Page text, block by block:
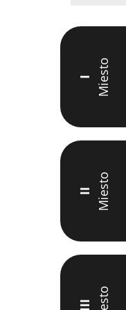
I Miesto
II Miesto
III